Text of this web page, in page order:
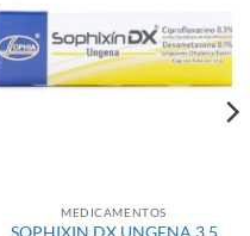
MEDICAMENTOS